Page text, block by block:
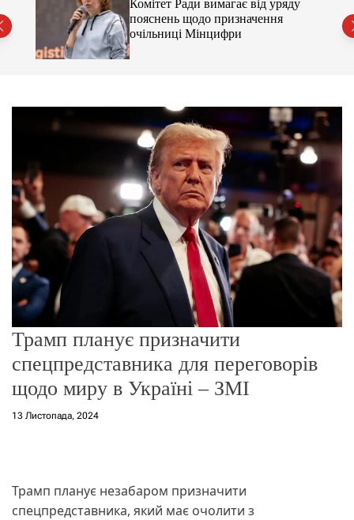
у
к
о
о
г
о
р
и
м
у
Комітет Ради вимагає від уряду
пояснень щодо призначення
очільниці Мінцифри
Трамп планує призначити
спецпредставника для переговорів
щодо миру в Україні – ЗМІ
13 Листопада, 2024
Трамп планує незабаром призначити
спецпредставника, який має очолити з